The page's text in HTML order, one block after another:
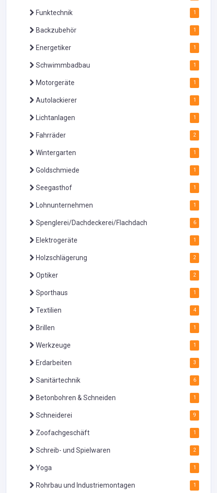
Funktechnik 1
Backzubehör 1
Energetiker 1
Schwimmbadbau 1
Motorgeräte 1
Autolackierer 1
Lichtanlagen 1
Fahrräder 2
Wintergarten 1
Goldschmiede 1
Seegasthof 1
Lohnunternehmen 1
Spenglerei/Dachdeckerei/Flachdach 6
Elektrogeräte 1
Holzschlägerung 2
Optiker 2
Sporthaus 1
Textilien 4
Brillen 1
Werkzeuge 1
Erdarbeiten 3
Sanitärtechnik 6
Betonbohren & Schneiden 1
Schneiderei 9
Zoofachgeschäft 1
Schreib- und Spielwaren 2
Yoga 1
Rohrbau und Industriemontagen 1